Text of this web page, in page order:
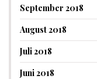
September 2018
August 2018
Juli 2018
Juni 2018